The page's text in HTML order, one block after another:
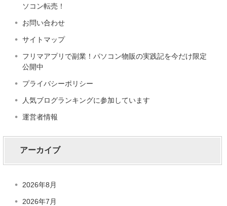
ソコン転売！
お問い合わせ
サイトマップ
フリマアプリで副業！パソコン物販の実践記を今だけ限定
公開中
プライバシーポリシー
人気ブログランキングに参加しています
運営者情報
アーカイブ
2026年8月
2026年7月